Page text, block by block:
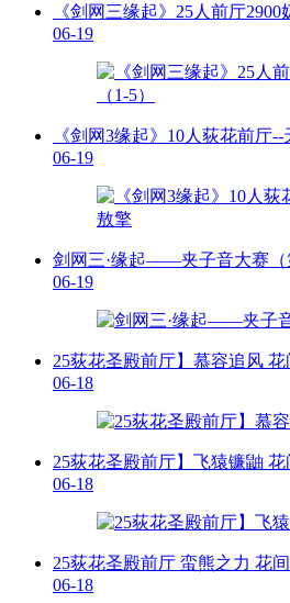
《剑网三缘起》25人前厅2900
06-19
《剑网3缘起》10人荻花前厅
06-19
剑网三·缘起——夹子音大赛（
06-19
25荻花圣殿前厅】慕容追风 花
06-18
25荻花圣殿前厅】飞猿镰鼬 花
06-18
25荻花圣殿前厅 蛮熊之力 花
06-18